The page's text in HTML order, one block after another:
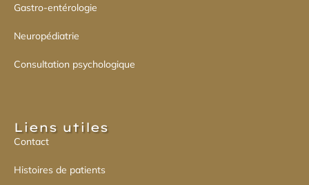
Gastro-entérologie
Neuropédiatrie
Consultation psychologique
Liens utiles​
Contact
Histoires de patients